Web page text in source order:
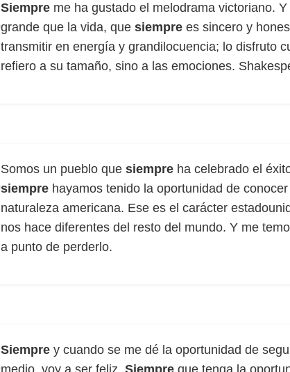
Siempre me ha gustado el melodrama victoriano. Y
grande que la vida, que siempre es sincero y
transmitir en energía y grandilocuencia; lo disfruto
refiero a su tamaño, sino a las emociones.
Somos un pueblo que siempre ha celebrado el
siempre hayamos tenido la oportunidad de
naturaleza americana. Ese es el carácter
nos hace diferentes del resto del mundo. Y me
a punto de perderlo.
Siempre y cuando se me dé la oportunidad de
medio, voy a ser feliz. Siempre que tenga la